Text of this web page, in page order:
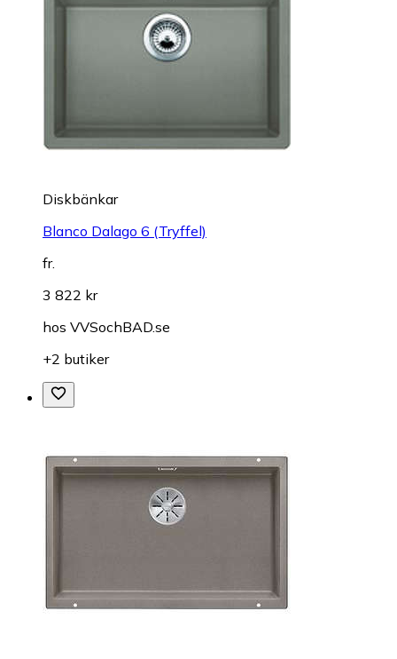
Diskbänkar
Blanco Dalago 6 (Tryffel)
fr.
3 822 kr
hos VVSochBAD.se
+2 butiker